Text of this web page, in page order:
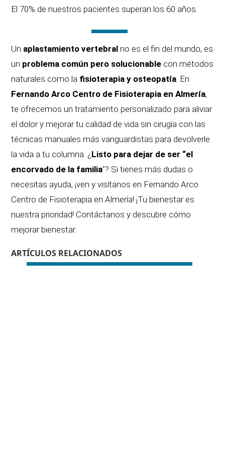
El 70% de nuestros pacientes superan los 60 años.
Un aplastamiento vertebral no es el fin del mundo, es
un problema común pero solucionable con métodos
naturales como la fisioterapia y osteopatía. En
Fernando Arco Centro de Fisioterapia en Almería,
te ofrecemos un tratamiento personalizado para aliviar
el dolor y mejorar tu calidad de vida sin cirugía con las
técnicas manuales más vanguardistas para devolverle
la vida a tu columna. ¿ Listo para dejar de ser “el
encorvado de la familia”? Si tienes más dudas o
necesitas ayuda, ¡ven y visítanos en Fernando Arco
Centro de Fisioterapia en Almería! ¡Tu bienestar es
nuestra prioridad! Contáctanos y descubre cómo
mejorar bienestar.
ARTÍCULOS RELACIONADOS